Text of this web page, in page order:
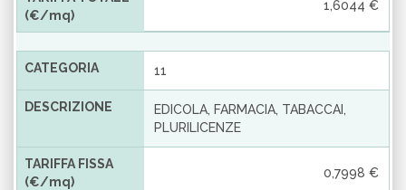
(€/mq)
1,6044 €
CATEGORIA 11
DESCRIZIONE
EDICOLA, FARMACIA, TABACCAI,
PLURILICENZE
TARIFFA FISSA
(€/mq)
0,7998 €